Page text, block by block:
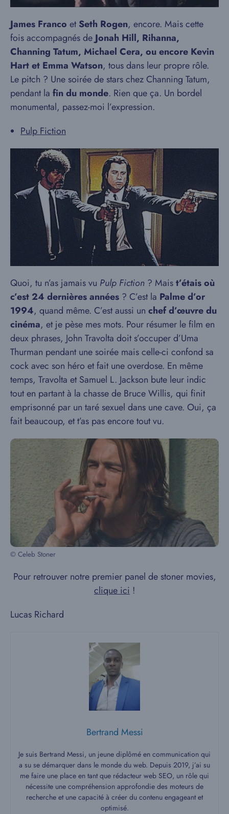
James Franco etSeth Rogen, encore. Mais cette
fois accompagnés deJonah Hill, Rihanna,
Channing Tatum, Michael Cera, ou encore Kevin
Hart et Emma Watson, tous dans leur propre rôle.
Le pitch ? Une soirée de stars chez Channing Tatum,
pendant la fin du monde. Rien que ça. Un bordel
monumental, passez-moi l’expression.
Pulp Fiction
Quoi, tu n’as jamais vu Pulp Fiction ? Maist’étais où
c’est 24 dernières années ? C’est la Palme d’or
1994, quand même. C’est aussi un chef d’œuvre du
cinéma, et je pèse mes mots. Pour résumer le film en
deux phrases, John Travolta doit s’occuper d’Uma
Thurman pendant une soirée mais celle-ci confond sa
cock avec son héro et fait une overdose. En même
temps, Travolta et Samuel L. Jackson bute leur indic
tout en partant à la chasse de Bruce Willis, qui finit
emprisonné par un taré sexuel dans une cave. Oui, ça
fait beaucoup, et t’as pas encore tout vu.
© Celeb Stoner
Pour retrouver notre premier panel de stoner movies,
clique ici !
Lucas Richard
Bertrand Messi
Je suis Bertrand Messi, un jeune diplômé en communication qui
a su se démarquer dans le monde du web. Depuis 2019, j’ai su
me faire une place en tant que rédacteur web SEO, un rôle qui
nécessite une compréhension approfondie des moteurs de
recherche et une capacité à créer du contenu engageant et
optimisé.